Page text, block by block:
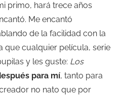
primo, hará trece años
Me encantó
de la facilidad con la
que cualquier película, serie
y les guste: Los
para mí, tanto para
no nato que por